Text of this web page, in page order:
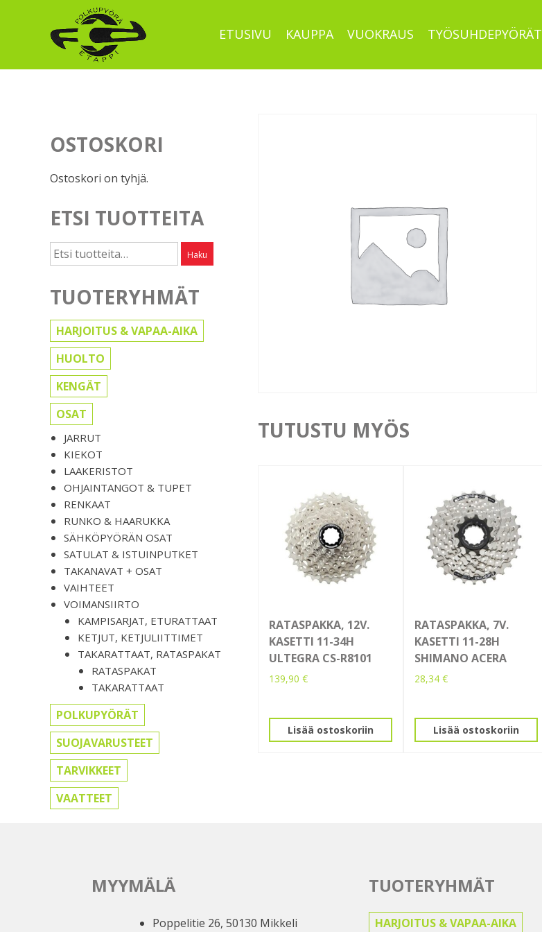
ETUSIVU KAUPPA VUOKRAUS TYÖSUHDEPYÖRÄT
OSTOSKORI
Ostoskori on tyhjä.
ETSI TUOTTEITA
Etsi: Haku
TUOTERYHMÄT
HARJOITUS & VAPAA-AIKA
HUOLTO
KENGÄT
OSAT
JARRUT
KIEKOT
LAAKERISTOT
OHJAINTANGOT & TUPET
RENKAAT
RUNKO & HAARUKKA
SÄHKÖPYÖRÄN OSAT
SATULAT & ISTUINPUTKET
TAKANAVAT + OSAT
VAIHTEET
VOIMANSIIRTO
KAMPISARJAT, ETURATTAAT
KETJUT, KETJULIITTIMET
TAKARATTAAT, RATASPAKAT
RATASPAKAT
TAKARATTAAT
POLKUPYÖRÄT
SUOJAVARUSTEET
TARVIKKEET
VAATTEET
TUTUSTU MYÖS
RATASPAKKA, 12V.
KASETTI 11-34H
ULTEGRA CS-R8101
139,90 €
Lisää ostoskoriin
RATASPAKKA, 7V.
KASETTI 11-28H
SHIMANO ACERA
28,34 €
Lisää ostoskoriin
MYYMÄLÄ
Poppelitie 26, 50130 Mikkeli
TUOTERYHMÄT
HARJOITUS & VAPAA-AIKA